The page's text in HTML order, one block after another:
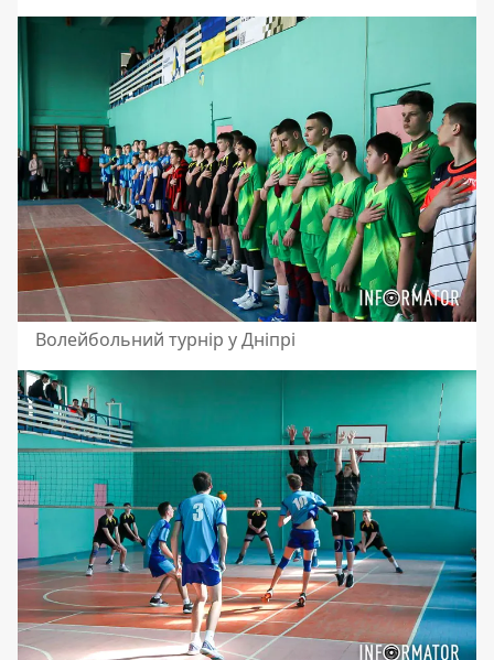
Волейбольний турнір у Дніпрі